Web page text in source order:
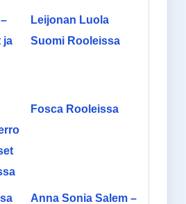
ja
Leijonan Luola
Suomi Rooleissa
Fosca Rooleissa
Anna Sonia Salem –